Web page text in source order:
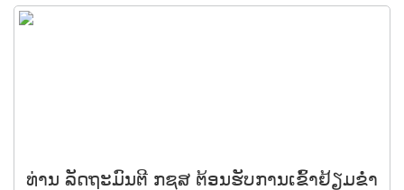
n
ທ່ານ ລັດຖະມົນຕີ ກຊສ ຕ້ອນຮັບການເຂົ້າຢ້ຽມຂໍ່າ